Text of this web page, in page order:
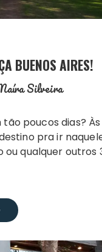
BUENOS AIRES!
Silveira
pra ir
qualquer outros